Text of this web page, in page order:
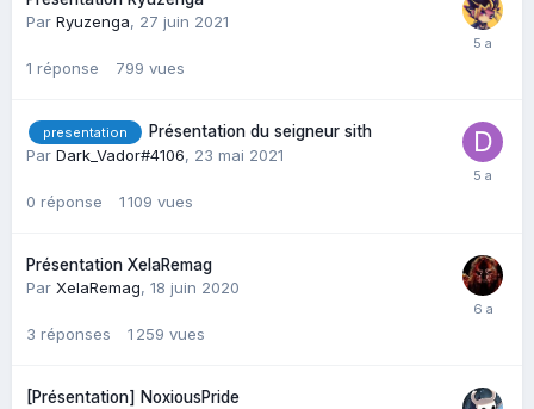
Par Ryuzenga, 27 juin 2021
1 réponse 799 vues
presentation
Présentation du seigneur sith
Par Dark_Vador#4106, 23 mai 2021
0 réponse 1 109 vues
Présentation XelaRemag
Par XelaRemag, 18 juin 2020
3 réponses 1 259 vues
[Présentation] NoxiousPride